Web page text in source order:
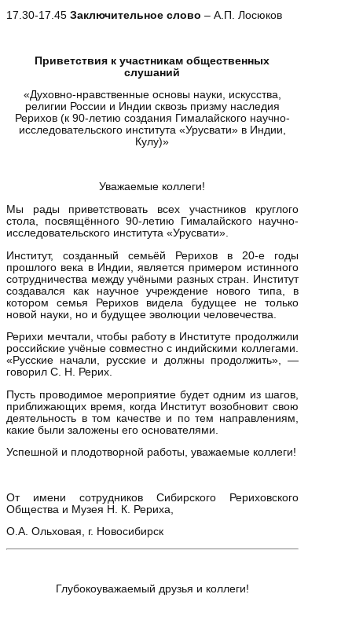
17.30-17.45 Заключительное слово – А.П. Лосюков
Приветствия к участникам общественных
слушаний
«Духовно-нравственные основы науки, искусства,
религии России и Индии сквозь призму наследия
Рерихов (к 90-летию создания Гималайского научно-
исследовательского института «Урусвати» в Индии,
Кулу)»
Уважаемые коллеги!
Мы рады приветствовать всех участников круглого
стола, посвящённого 90-летию Гималайского научно-
исследовательского института «Урусвати».
Институт, созданный семьёй Рерихов в 20-е годы
прошлого века в Индии, является примером истинного
сотрудничества между учёными разных стран. Институт
создавался как научное учреждение нового типа, в
котором семья Рерихов видела будущее не только
новой науки, но и будущее эволюции человечества.
Рерихи мечтали, чтобы работу в Институте продолжили
российские учёные совместно с индийскими коллегами.
«Русские начали, русские и должны продолжить», —
говорил С. Н. Рерих.
Пусть проводимое мероприятие будет одним из шагов,
приближающих время, когда Институт возобновит свою
деятельность в том качестве и по тем направлениям,
какие были заложены его основателями.
Успешной и плодотворной работы, уважаемые коллеги!
От имени сотрудников Сибирского Рериховского
Общества и Музея Н. К. Рериха,
О.А. Ольховая, г. Новосибирск
Глубокоуважаемый друзья и коллеги!